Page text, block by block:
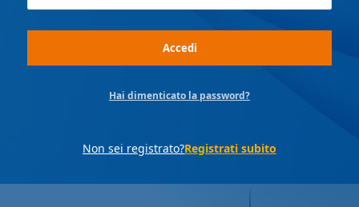
Hai dimenticato la password?
Non sei registrato?Registrati subito